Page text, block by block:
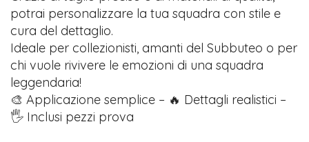
potrai personalizzare la tua squadra con stile e
cura del dettaglio.
Ideale per collezionisti, amanti del Subbuteo o per
chi vuole rivivere le emozioni di una squadra
leggendaria!
🎨 Applicazione semplice – 🔥 Dettagli realistici –
🖐️ Inclusi pezzi prova